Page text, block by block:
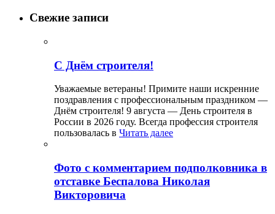
Свежие записи
С Днём строителя!
Уважаемые ветераны! Примите наши искренние
поздравления с профессиональным праздником —
Днём строителя! 9 августа — День строителя в
России в 2026 году. Всегда профессия строителя
пользовалась в Читать далее
Фото с комментарием подполковника в
отставке Беспалова Николая
Викторовича